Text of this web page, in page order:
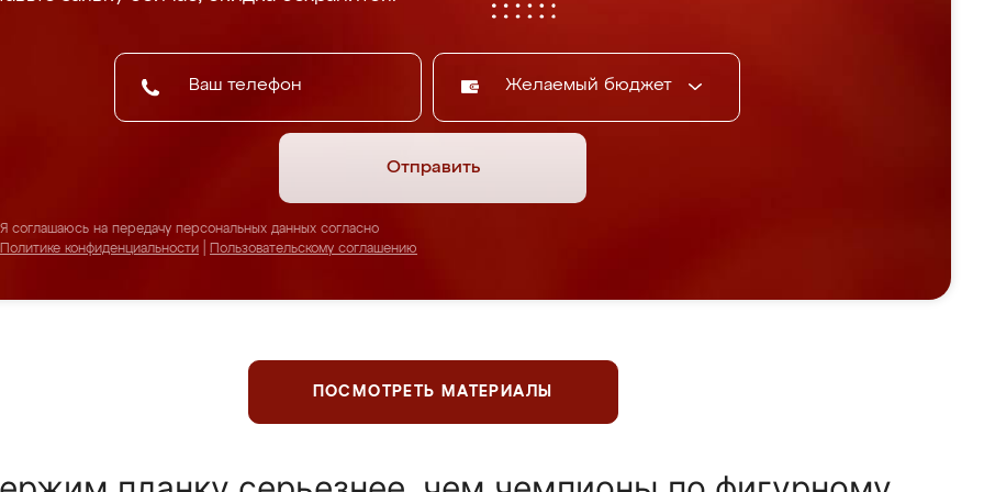
Желаемый бюджет
Отправить
Я соглашаюсь на передачу персональных данных согласно
Политике конфиденциальности
Пользовательскому соглашению
ПОСМОТРЕТЬ МАТЕРИАЛЫ